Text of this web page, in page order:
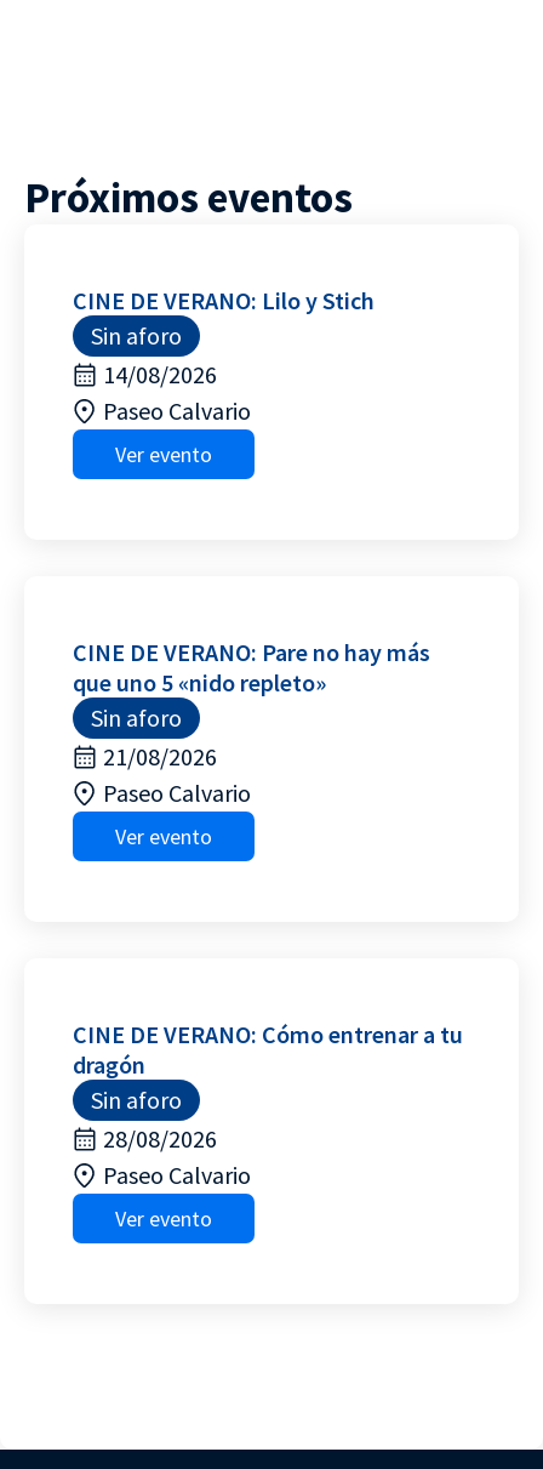
Próximos eventos
CINE DE VERANO: Lilo y Stich
Sin aforo
14/08/2026
Paseo Calvario
Ver evento
CINE DE VERANO: Pare no hay más
que uno 5 «nido repleto»
Sin aforo
21/08/2026
Paseo Calvario
Ver evento
CINE DE VERANO: Cómo entrenar a tu
dragón
Sin aforo
28/08/2026
Paseo Calvario
Ver evento